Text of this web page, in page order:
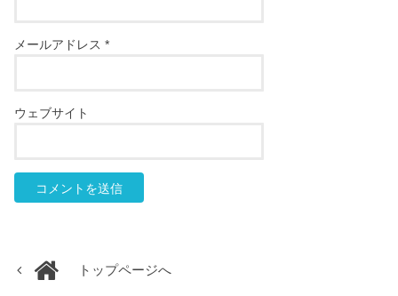
メールアドレス*
ウェブサイト
トップページへ